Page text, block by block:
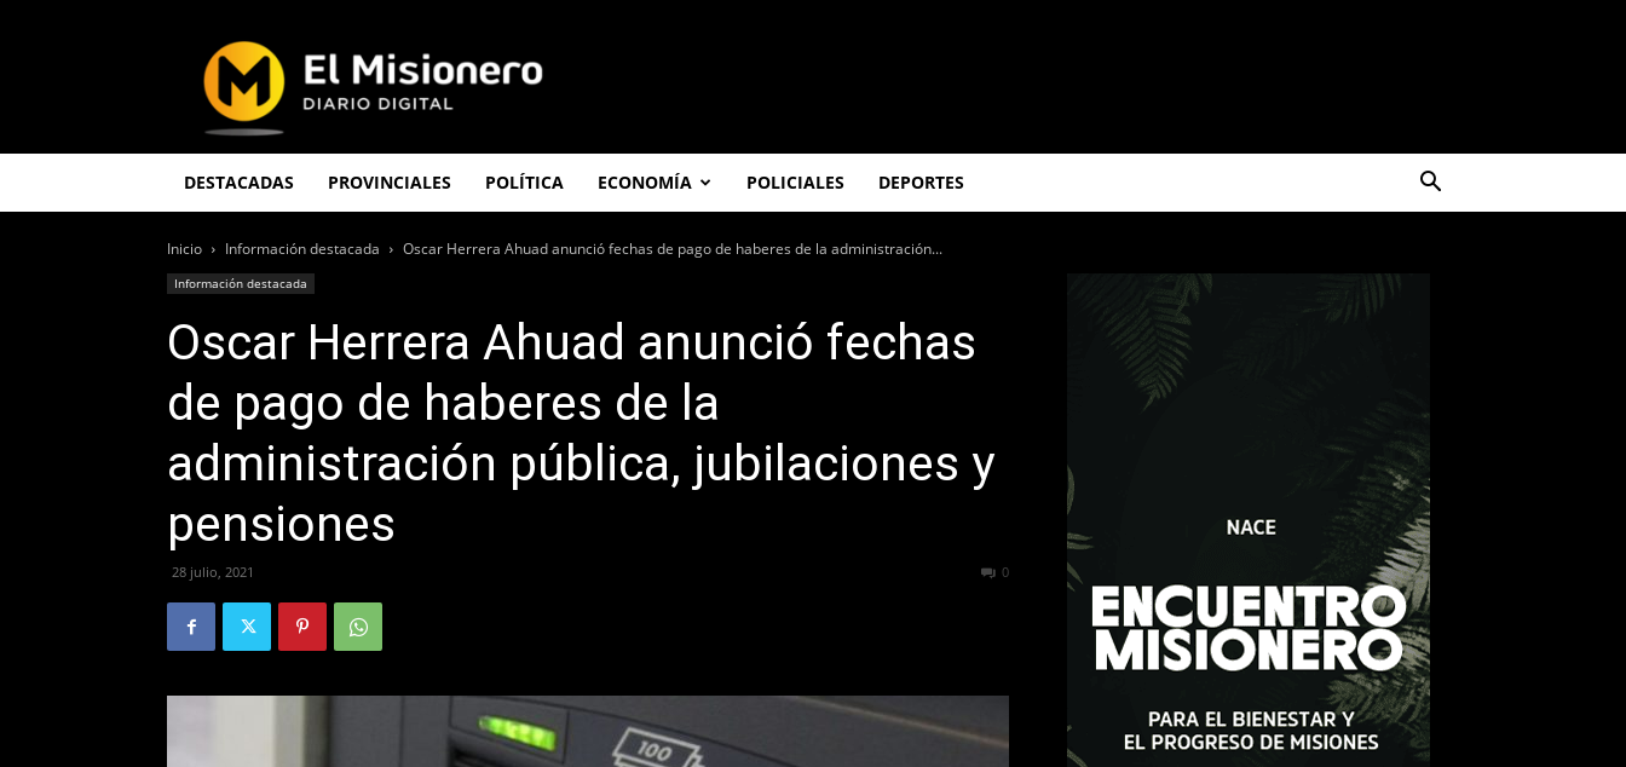
Misionero
DESTACADAS PROVINCIALES POLÍTICA ECONOMÍA POLICIALES DEPORTES
Inicio Información destacada Oscar Herrera Ahuad anunció fechas de pago de haberes de la administración...
Información destacada
Oscar Herrera Ahuad anunció fechas
de pago de haberes de la
administración pública, jubilaciones y
pensiones
28 julio, 2021 0